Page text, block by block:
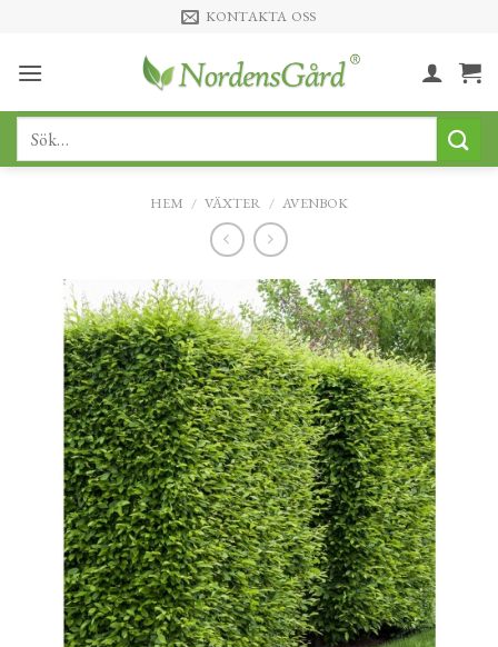
content
KONTAKTA OSS
Sök
HEM / VÄXTER / AVENBOK